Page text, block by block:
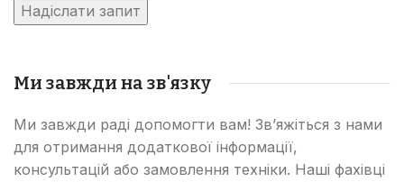
Ми завжди на зв'язку
Ми завжди раді допомогти вам! Зв’яжіться з нами
для отримання додаткової інформації,
консультацій або замовлення техніки. Наші фахівці